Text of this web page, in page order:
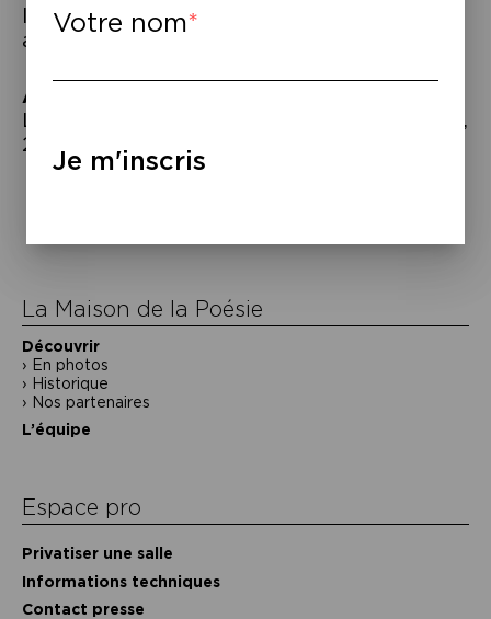
l’étrangeté personnelle devient alors une
arme d’émancipation.
À lire
Lucie Baratte,
, éd. du Typhon,
2021.
Navigation
l’article
La Maison de la Poésie
Découvrir
En photos
Historique
Nos partenaires
L’équipe
Espace pro
Privatiser une salle
Informations techniques
Contact presse
Votre nom
Je m'inscris